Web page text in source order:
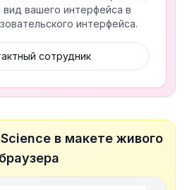
вашего интерфейса в
интерфейса.
сотрудник
в макете живого
браузера